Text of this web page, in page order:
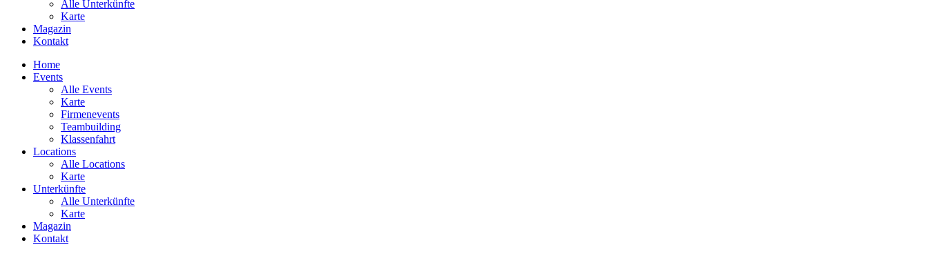
Alle Unterkünfte
Karte
Magazin
Kontakt
Home
Events
Alle Events
Karte
Firmenevents
Teambuilding
Klassenfahrt
Locations
Alle Locations
Karte
Unterkünfte
Alle Unterkünfte
Karte
Magazin
Kontakt